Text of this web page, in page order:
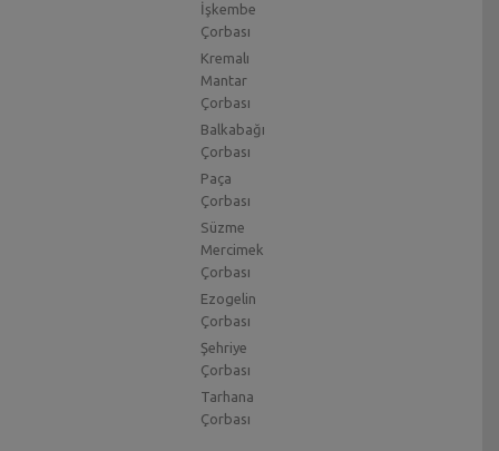
İşkembe
Çorbası
Kremalı
Mantar
Çorbası
Balkabağı
Çorbası
Paça
Çorbası
Süzme
Mercimek
Çorbası
Ezogelin
Çorbası
Şehriye
Çorbası
Tarhana
Çorbası